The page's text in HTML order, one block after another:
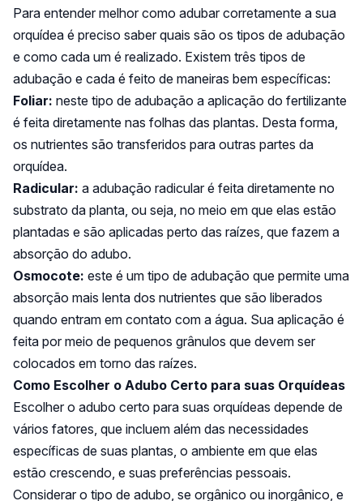
Para entender melhor como adubar corretamente a sua
orquídea é preciso saber quais são os tipos de adubação
e como cada um é realizado. Existem três tipos de
adubação e cada é feito de maneiras bem específicas:
Foliar: neste tipo de adubação a aplicação do fertilizante
é feita diretamente nas folhas das plantas. Desta forma,
os nutrientes são transferidos para outras partes da
orquídea.
Radicular: a adubação radicular é feita diretamente no
substrato da planta, ou seja, no meio em que elas estão
plantadas e são aplicadas perto das raízes, que fazem a
absorção do adubo.
Osmocote: este é um tipo de adubação que permite uma
absorção mais lenta dos nutrientes que são liberados
quando entram em contato com a água. Sua aplicação é
feita por meio de pequenos grânulos que devem ser
colocados em torno das raízes.
Como Escolher o Adubo Certo para suas Orquídeas
Escolher o adubo certo para suas orquídeas depende de
vários fatores, que incluem além das necessidades
específicas de suas plantas, o ambiente em que elas
estão crescendo, e suas preferências pessoais.
Considerar o tipo de adubo, se orgânico ou inorgânico, e